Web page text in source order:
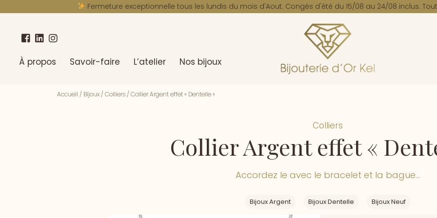
Fermeture exceptionnelle tous les lundis du mois d'Aout. Congés d'été du 15/08 au 24/08 inclus.
À propos Savoir-faire L’atelier Nos bijoux
Accueil / Bijoux / Colliers / Collier Argent effet « Dentelle »
Colliers
Collier Argent effet «
Accordez le avec le bracelet et la bague...
Bijoux Argent Bijoux Dentelle Bijoux Neuf